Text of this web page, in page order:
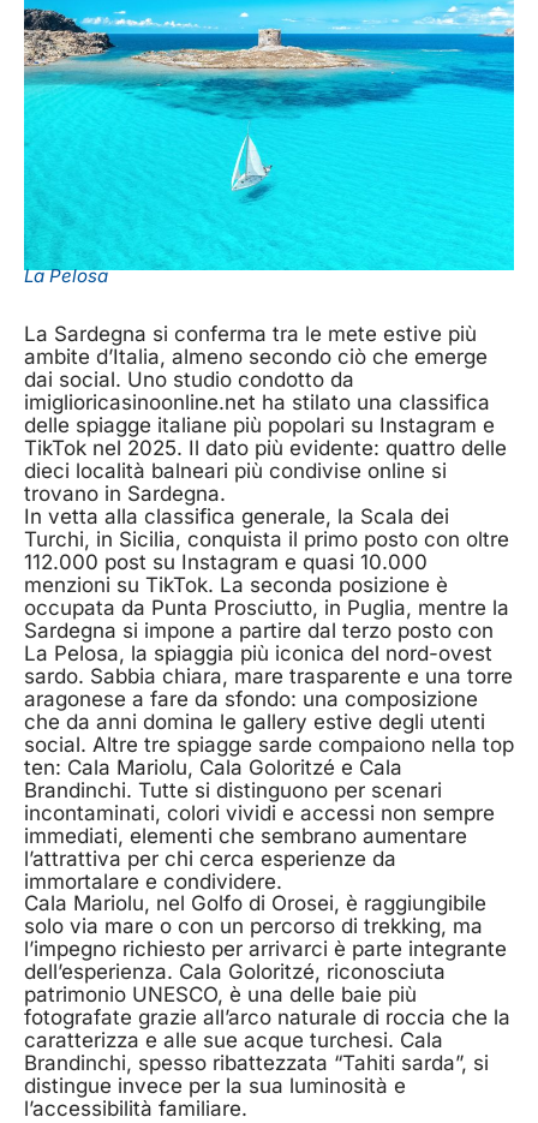
La Pelosa
La Sardegna si conferma tra le mete estive più
ambite d’Italia, almeno secondo ciò che emerge
dai social. Uno studio condotto da
imiglioricasinoonline.net ha stilato una classifica
delle spiagge italiane più popolari su Instagram e
TikTok nel 2025. Il dato più evidente: quattro delle
dieci località balneari più condivise online si
trovano in Sardegna.
In vetta alla classifica generale, la Scala dei
Turchi, in Sicilia, conquista il primo posto con oltre
112.000 post su Instagram e quasi 10.000
menzioni su TikTok. La seconda posizione è
occupata da Punta Prosciutto, in Puglia, mentre la
Sardegna si impone a partire dal terzo posto con
La Pelosa, la spiaggia più iconica del nord-ovest
sardo. Sabbia chiara, mare trasparente e una torre
aragonese a fare da sfondo: una composizione
che da anni domina le gallery estive degli utenti
social. Altre tre spiagge sarde compaiono nella top
ten: Cala Mariolu, Cala Goloritzé e Cala
Brandinchi. Tutte si distinguono per scenari
incontaminati, colori vividi e accessi non sempre
immediati, elementi che sembrano aumentare
l’attrattiva per chi cerca esperienze da
immortalare e condividere.
Cala Mariolu, nel Golfo di Orosei, è raggiungibile
solo via mare o con un percorso di trekking, ma
l’impegno richiesto per arrivarci è parte integrante
dell’esperienza. Cala Goloritzé, riconosciuta
patrimonio UNESCO, è una delle baie più
fotografate grazie all’arco naturale di roccia che la
caratterizza e alle sue acque turchesi. Cala
Brandinchi, spesso ribattezzata “Tahiti sarda”, si
distingue invece per la sua luminosità e
l’accessibilità familiare.